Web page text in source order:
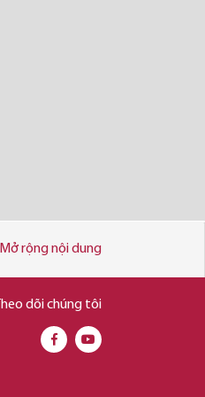
Mở rộng nội dung
Theo dõi chúng tôi